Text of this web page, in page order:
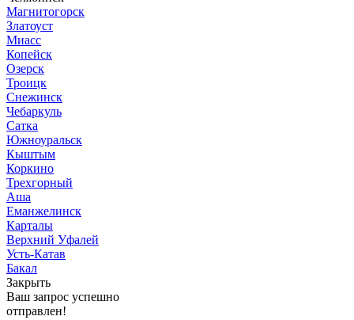
Магнитогорск
Златоуст
Миасс
Копейск
Озерск
Троицк
Снежинск
Чебаркуль
Сатка
Южноуральск
Кыштым
Коркино
Трехгорный
Аша
Еманжелинск
Карталы
Верхний Уфалей
Усть-Катав
Бакал
Закрыть
Ваш запрос успешно
отправлен!